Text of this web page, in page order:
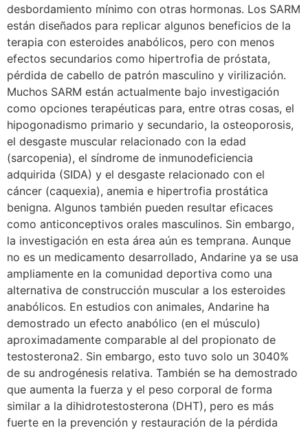
desbordamiento mínimo con otras hormonas. Los SARM
están diseñados para replicar algunos beneficios de la
terapia con esteroides anabólicos, pero con menos
efectos secundarios como hipertrofia de próstata,
pérdida de cabello de patrón masculino y virilización.
Muchos SARM están actualmente bajo investigación
como opciones terapéuticas para, entre otras cosas, el
hipogonadismo primario y secundario, la osteoporosis,
el desgaste muscular relacionado con la edad
(sarcopenia), el síndrome de inmunodeficiencia
adquirida (SIDA) y el desgaste relacionado con el
cáncer (caquexia), anemia e hipertrofia prostática
benigna. Algunos también pueden resultar eficaces
como anticonceptivos orales masculinos. Sin embargo,
la investigación en esta área aún es temprana. Aunque
no es un medicamento desarrollado, Andarine ya se usa
ampliamente en la comunidad deportiva como una
alternativa de construcción muscular a los esteroides
anabólicos. En estudios con animales, Andarine ha
demostrado un efecto anabólico (en el músculo)
aproximadamente comparable al del propionato de
testosterona2. Sin embargo, esto tuvo solo un 3040%
de su androgénesis relativa. También se ha demostrado
que aumenta la fuerza y el peso corporal de forma
similar a la dihidrotestosterona (DHT), pero es más
fuerte en la prevención y restauración de la pérdida